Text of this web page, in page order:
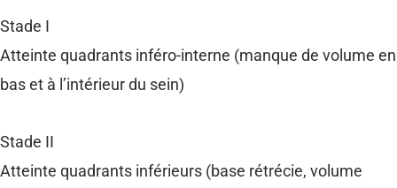
Stade I
Atteinte quadrants inféro-interne (manque de volume en
bas et à l’intérieur du sein)
Stade II
Atteinte quadrants inférieurs (base rétrécie, volume